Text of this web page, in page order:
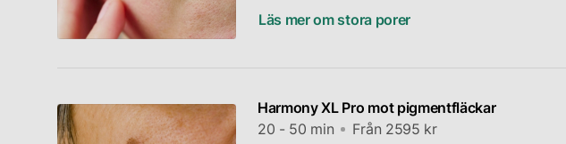
Läs mer om stora porer
Harmony XL Pro mot pigmentfläckar
20 - 50 min
Från 2595 kr